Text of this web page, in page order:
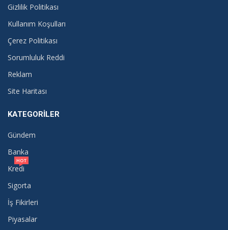
Gizlilik Politikası
Kullanım Koşulları
Çerez Politikası
Sorumluluk Reddi
Reklam
Site Haritası
KATEGORILER
Gündem
Banka
Kredi
HOT
Sigorta
İş Fikirleri
Piyasalar